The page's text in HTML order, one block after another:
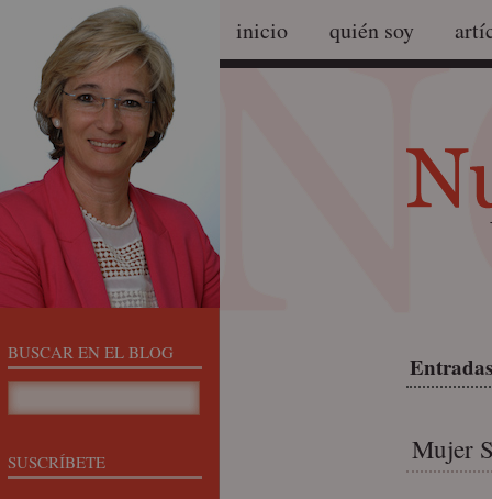
inicio quién soy
Mujer
BUSCAR EN EL BLOG
SUSCRÍBETE